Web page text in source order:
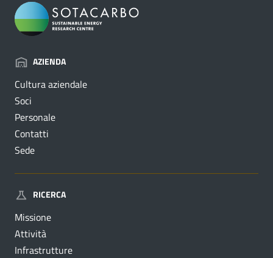
AZIENDA
Cultura aziendale
Soci
Personale
Contatti
Sede
RICERCA
Missione
Attività
Infrastrutture